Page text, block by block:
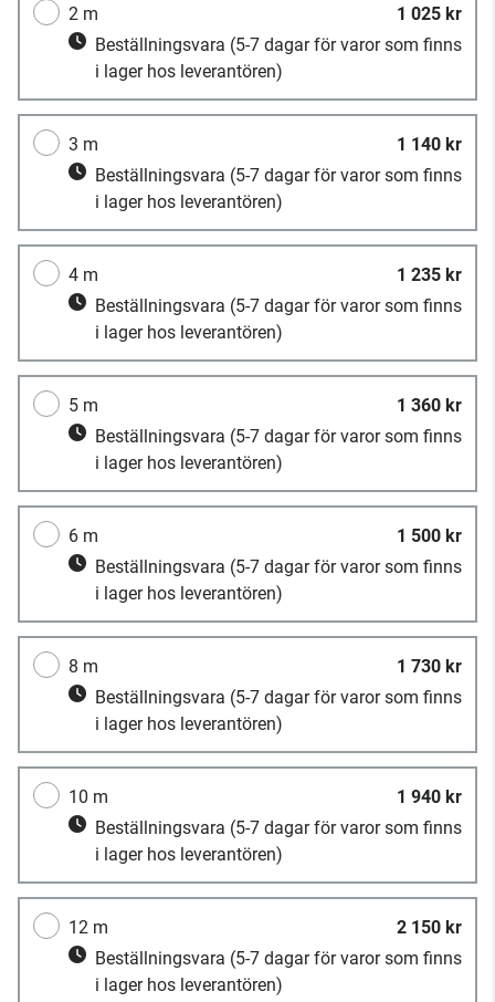
2 m
1 025 kr
Beställningsvara (5-7 dagar för varor som finns
i lager hos leverantören)
3 m
1 140 kr
Beställningsvara (5-7 dagar för varor som finns
i lager hos leverantören)
4 m
1 235 kr
Beställningsvara (5-7 dagar för varor som finns
i lager hos leverantören)
5 m
1 360 kr
Beställningsvara (5-7 dagar för varor som finns
i lager hos leverantören)
6 m
1 500 kr
Beställningsvara (5-7 dagar för varor som finns
i lager hos leverantören)
8 m
1 730 kr
Beställningsvara (5-7 dagar för varor som finns
i lager hos leverantören)
10 m
1 940 kr
Beställningsvara (5-7 dagar för varor som finns
i lager hos leverantören)
12 m
2 150 kr
Beställningsvara (5-7 dagar för varor som finns
i lager hos leverantören)